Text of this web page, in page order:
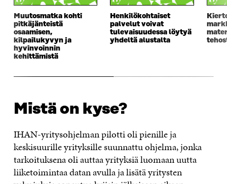
Muutosmatka kohti
pitkäjänteistä
osaamisen,
kilpailukyvyn ja
hyvinvoinnin
kehittämistä
Henkilökohtaiset
palvelut voivat
tulevaisuudessa löytyä
yhdeltä alustalta
Mistä on kyse?
IHAN-yritysohjelman pilotti oli pienille ja
keskisuurille yrityksille suunnattu ohjelma, jonka
tarkoituksena oli auttaa yrityksiä luomaan uutta
liiketoimintaa datan avulla ja lisätä yritysten